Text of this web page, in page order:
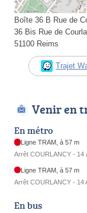
Boîte 36 B Rue de
36 Bis Rue de
51100 Reims
Trajet
Venir en
En métro
Ligne TRAM, à 57 m
Arrêt COURLANCY - 14
Ligne TRAM, à 57 m
Arrêt COURLANCY - 14
En bus